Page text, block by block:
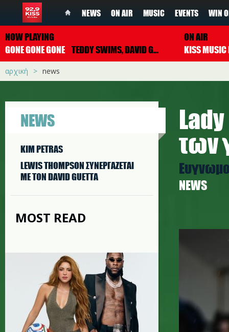
NEWS ON AIR MUSIC EVENTS WIN
NOW PLAYING
GONE GONE GONE TEDDY SWIMS, DAVID GUETTA & TONES AND I
ON AIR
αρχική news
NEWS
KIM PETRAS
LEWIS THOMPSON ΣΥΝΕΡΓAΖΕΤΑΙ
ΜΕ ΤΟΝ DAVID GUETTA
MOST READ
των
NEWS
ll.jpg